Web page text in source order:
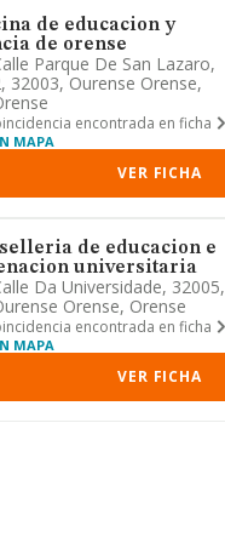
de educacion y
de orense
Parque De San Lazaro,
32003, Ourense Orense,
encontrada en ficha
MAPA
VER FICHA
de educacion e
universitaria
Da Universidade, 32005,
Orense, Orense
encontrada en ficha
MAPA
VER FICHA